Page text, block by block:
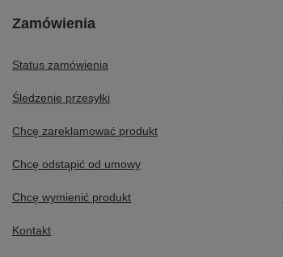
Zamówienia
Status zamówienia
Śledzenie przesyłki
Chcę zareklamować produkt
Chcę odstąpić od umowy
Chcę wymienić produkt
Kontakt